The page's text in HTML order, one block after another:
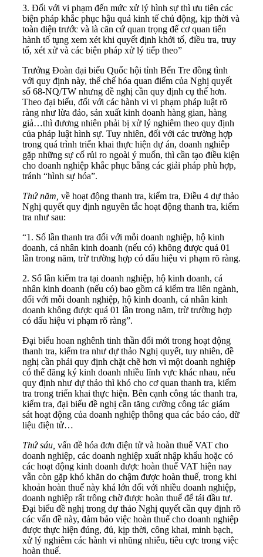
3. Đối với vi phạm đến mức xử lý hình sự thì ưu tiên các
biện pháp khắc phục hậu quả kinh tế chủ động, kịp thời và
toàn diện trước và là căn cứ quan trọng để cơ quan tiến
hành tố tụng xem xét khi quyết định khởi tố, điều tra, truy
tố, xét xử và các biện pháp xử lý tiếp theo”
Trưởng Đoàn đại biểu Quốc hội tỉnh Bến Tre đồng tình
với quy định này, thể chế hóa quan điểm của Nghị quyết
số 68-NQ/TW nhưng đề nghị cần quy định cụ thể hơn.
Theo đại biểu, đối với các hành vi vi phạm pháp luật rõ
ràng như lừa đảo, sản xuất kinh doanh hàng gian, hàng
giả…thì đương nhiên phải bị xử lý nghiêm theo quy định
của pháp luật hình sự. Tuy nhiên, đối với các trường hợp
trong quá trình triển khai thực hiện dự án, doanh nghiêp
gặp những sự cố rủi ro ngoài ý muốn, thì cần tạo điều kiện
cho doanh nghiệp khắc phục bằng các giải pháp phù hợp,
tránh “hình sự hóa”.
Thứ năm, về hoạt động thanh tra, kiểm tra, Điều 4 dự thảo
Nghị quyết quy định nguyên tắc hoạt động thanh tra, kiểm
tra như sau:
“1. Số lần thanh tra đối với mỗi doanh nghiệp, hộ kinh
doanh, cá nhân kinh doanh (nếu có) không được quá 01
lần trong năm, trừ trường hợp có dấu hiệu vi phạm rõ ràng.
2. Số lần kiểm tra tại doanh nghiệp, hộ kinh doanh, cá
nhân kinh doanh (nếu có) bao gồm cả kiểm tra liên ngành,
đối với mỗi doanh nghiệp, hộ kinh doanh, cá nhân kinh
doanh không được quá 01 lần trong năm, trừ trường hợp
có dấu hiệu vi phạm rõ ràng”.
Đại biểu hoan nghênh tinh thần đổi mới trong hoạt động
thanh tra, kiểm tra như dự thảo Nghị quyết, tuy nhiên, đề
nghị cần phải quy định chặt chẽ hơn vì một doanh nghiệp
có thể đăng ký kinh doanh nhiều lĩnh vực khác nhau, nếu
quy định như dự thảo thì khó cho cơ quan thanh tra, kiểm
tra trong triển khai thực hiện. Bên cạnh công tác thanh tra,
kiểm tra, đại biểu đề nghị cần tăng cường công tác giám
sát hoạt động của doanh nghiệp thông qua các báo cáo, dữ
liệu điện tử…
Thứ sáu, vấn đề hóa đơn điện tử và hoàn thuế VAT cho
doanh nghiệp, các doanh nghiệp xuất nhập khẩu hoặc có
các hoạt động kinh doanh được hoàn thuế VAT hiện nay
vẫn còn gặp khó khăn do chậm được hoàn thuế, trong khi
khoản hoàn thuế này khá lớn đối với nhiều doanh nghiệp,
doanh nghiệp rất trông chờ được hoàn thuế để tái đầu tư.
Đại biểu đề nghị trong dự thảo Nghị quyết cần quy định rõ
các vấn đề này, đảm bảo việc hoàn thuế cho doanh nghiệp
được thực hiện đúng, đủ, kịp thời, công khai, minh bạch,
xử lý nghiêm các hành vi nhũng nhiễu, tiêu cực trong việc
hoàn thuế.